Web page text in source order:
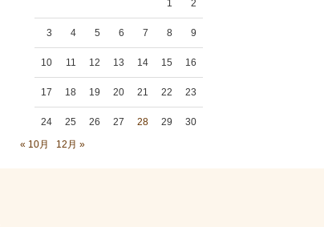
1 2
3 4 5 6 7 8 9
10 11 12 13 14 15 16
17 18 19 20 21 22 23
24 25 26 27 28 29
30
« 10月
12月 »